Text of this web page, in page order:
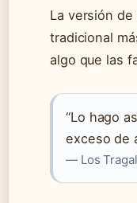
La versión
tradicional
algo que las
“Lo hago
exceso de
— Los